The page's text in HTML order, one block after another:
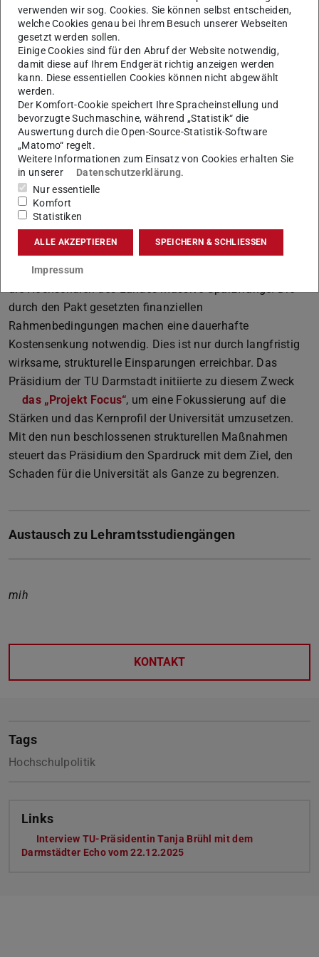
Forschung und Lehre.
Die sportwissenschaftlichen Studiengänge sowie der
Bachelor- und der Masterstudiengang Angewandte
Geowissenschaften werden zum jeweils nächstmöglichen
Zeitpunkt geschlossen. Die TU wird sicherstellen, dass
alle in diesen Studiengängen bereits eingeschriebenen
Studierenden die Möglichkeit haben, ihr Studium in der
Regelstudienzeit plus zwei Semester abzuschließen.
In beiden Bereichen initiiert das Präsidium im Austausch
mit den betroffenen Mitarbeitenden einen Prozess zur
Umsetzung der nun anstehenden Veränderungen und
begleitet diesen mit Unterstützung der Fachabteilungen
der Universität.
Der Hessische Hochschulpakt 2026-2031 verursacht für
durch den Pakt gesetzten finanziellen
Rahmenbedingungen machen eine dauerhafte
Kostensenkung notwendig. Dies ist nur durch langfristig
wirksame, strukturelle Einsparungen erreichbar. Das
Präsidium der TU Darmstadt initiierte zu diesem Zweck
das „Projekt Focus“, um eine Fokussierung auf die
Stärken und das Kernprofil der Universität umzusetzen.
Mit den nun beschlossenen strukturellen Maßnahmen
steuert das Präsidium den Spardruck mit dem Ziel, den
Schaden für die Universität als Ganze zu begrenzen.
Austausch zu Lehramtsstudiengängen
mih
KONTAKT
Tags
Hochschulpolitik
Links
Interview TU-Präsidentin Tanja Brühl mit dem
Darmstädter Echo vom 22.12.2025
verwenden wir sog. Cookies. Sie können selbst entscheiden,
welche Cookies genau bei Ihrem Besuch unserer Webseiten
gesetzt werden sollen.
Einige Cookies sind für den Abruf der Website notwendig,
damit diese auf Ihrem Endgerät richtig anzeigen werden
kann. Diese essentiellen Cookies können nicht abgewählt
werden.
Der Komfort-Cookie speichert Ihre Spracheinstellung und
bevorzugte Suchmaschine, während „Statistik“ die
Auswertung durch die Open-Source-Statistik-Software
„Matomo“ regelt.
Weitere Informationen zum Einsatz von Cookies erhalten Sie
in unserer
Datenschutzerklärung.
Nur essentielle
Komfort
Statistiken
ALLE AKZEPTIEREN SPEICHERN & SCHLIESSEN
Impressum